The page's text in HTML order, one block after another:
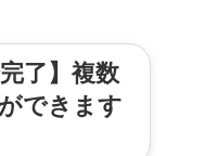
了】複数
できます